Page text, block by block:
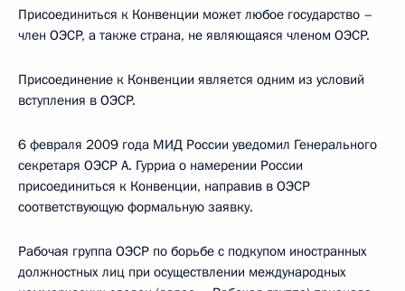
Присоединиться к Конвенции может любое государство –
член ОЭСР, а также страна, не являющаяся членом ОЭСР.
Присоединение к Конвенции является одним из условий
вступления в ОЭСР.
6 февраля 2009 года МИД России уведомил Генерального
секретаря ОЭСР А. Гурриа о намерении России
присоединиться к Конвенции, направив в ОЭСР
соответствующую формальную заявку.
Рабочая группа ОЭСР по борьбе с подкупом иностранных
должностных лиц при осуществлении международных